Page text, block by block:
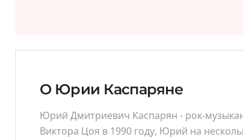
О Юрии Каспаряне
Юрий Дмитриевич Каспарян - рок-
Виктора Цоя в 1990 году, Юрий на